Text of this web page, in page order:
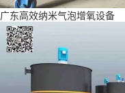
广东高效纳米气泡增氧设备